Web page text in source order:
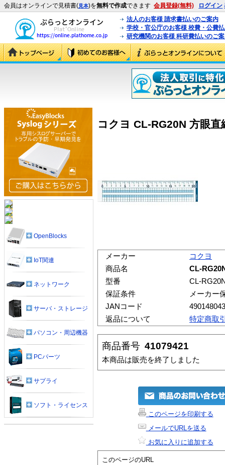
会員はオンラインで見積書(見本)を無料で作成できます 会員登録(無料) ログイン
法人のお客様 請求書払いのご案内
学校・官公庁のお客様 校費・公費
研究機関のお客様 科研費払いのご
コクヨ CL-RG20N 方眼
メーカー
コクヨ
商品名
CL-
型番
CL-
保証条件
メーカー
JANコード
返品について
特定商取
商品番号 41079421
本商品は販売を終了しました
このページを印刷する
メールでURLを送る
お気に入りに追加する
このページのURL
OpenBlocks
IoT関連
ネットワーク
サーバ・ストレージ
パソコン・周辺機器
PCパーツ
サプライ
ソフト・ライセンス